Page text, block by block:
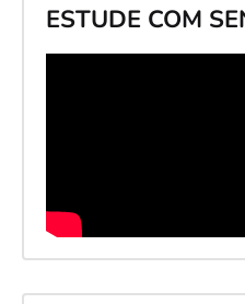
ESTUDE COM